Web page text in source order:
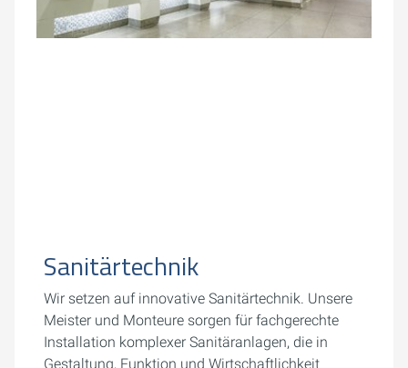
Sanitärtechnik
Wir setzen auf innovative Sanitärtechnik. Unsere
Meister und Monteure sorgen für fachgerechte
Installation komplexer Sanitäranlagen, die in
Gestaltung, Funktion und Wirtschaftlichkeit